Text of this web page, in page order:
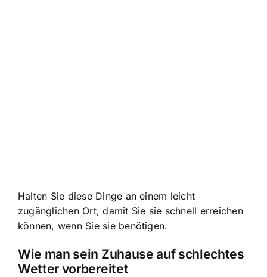
Halten Sie diese Dinge an einem leicht
zugänglichen Ort, damit Sie sie schnell erreichen
können, wenn Sie sie benötigen.
Wie man sein Zuhause auf schlechtes
Wetter vorbereitet